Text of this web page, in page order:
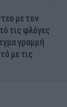
με τον
τις φλόγες
γραμμή
με τις